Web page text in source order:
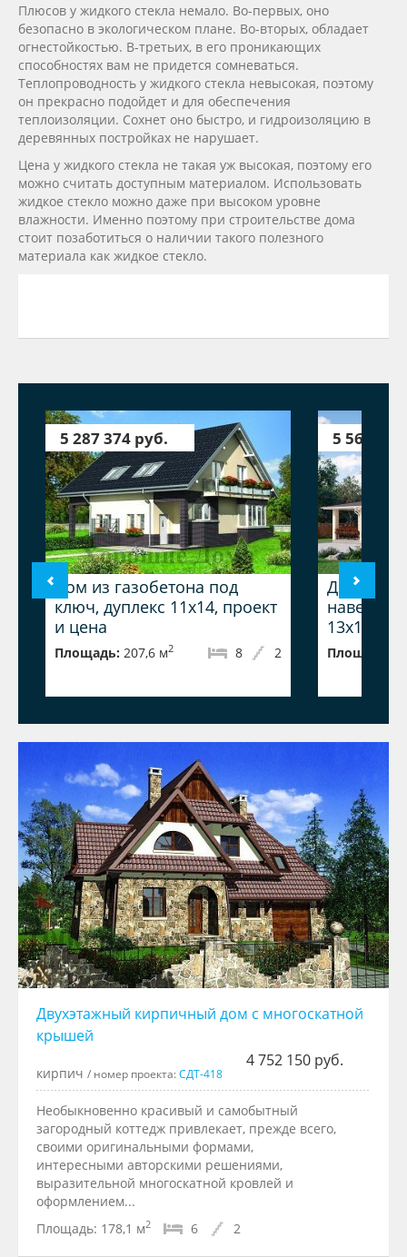
Плюсов у жидкого стекла немало. Во-первых, оно
безопасно в экологическом плане. Во-вторых, обладает
огнестойкостью. В-третьих, в его проникающих
способностях вам не придется сомневаться.
Теплопроводность у жидкого стекла невысокая, поэтому
он прекрасно подойдет и для обеспечения
теплоизоляции. Сохнет оно быстро, и гидроизоляцию в
деревянных постройках не нарушает.
Цена у жидкого стекла не такая уж высокая, поэтому его
можно считать доступным материалом. Использовать
жидкое стекло можно даже при высоком уровне
влажности. Именно поэтому при строительстве дома
стоит позаботиться о наличии такого полезного
материала как жидкое стекло.
5 287 374 руб.
Дом из газобетона под
ключ, дуплекс 11x14, проект
и цена
Площадь: 207,6 м2 2
8
5 563
Дом из
навесом
13x13.5
Площадь:
Двухэтажный кирпичный дом с многоскатной
крышей
4 752 150 руб.
кирпич / номер проекта:СДТ-418
Необыкновенно красивый и самобытный
загородный коттедж привлекает, прежде всего,
своими оригинальными формами,
интересными авторскими решениями,
выразительной многоскатной кровлей и
оформлением...
Площадь: 178,1 м2 6 2